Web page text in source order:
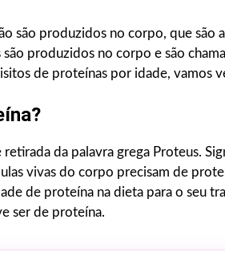
são produzidos no corpo, que são
produzidos no corpo e são
de proteínas por idade, vamos
da palavra grega Proteus.
vivas do corpo precisam de
de proteína na dieta para o seu
ser de proteína.